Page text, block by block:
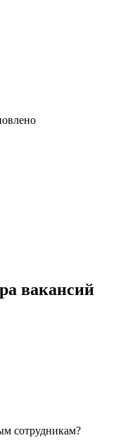
вакансий
сотрудникам?